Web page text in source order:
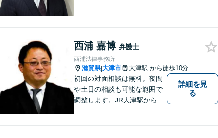
西浦 嘉博 弁護士
西浦法律事務所
滋賀県|大津市 大津駅 から徒歩10分
初回の対面相談は無料。夜間
や土日の相談も可能な範囲で
調整します。JR大津駅から徒
詳細を見
る